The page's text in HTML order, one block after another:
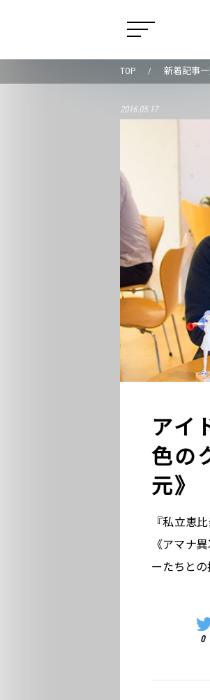
TOP 新着記事
2016.05.17
アイ
色の
元》
『私立恵
《アマナ
ーたちとの
0